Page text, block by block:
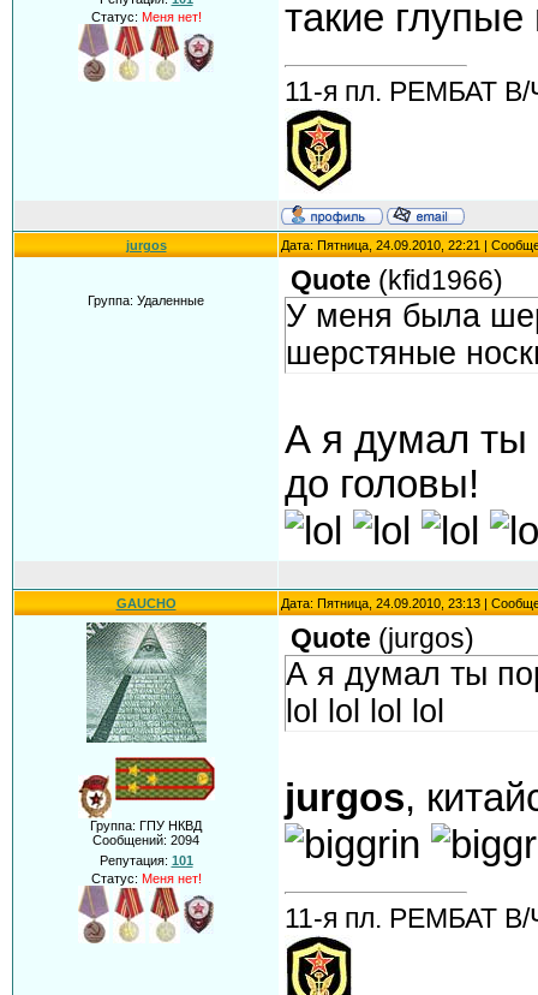
Статус: Меня нет! такие
11-я пл. РЕМБАТ
jurgos Дата: Пятница, 24.09.2010, 22:21 |
Группа: Удаленные
Quote (kfid1966)
У меня была
шерстяные
А я думал ты
до головы!
GAUCHO Дата: Пятница, 24.09.2010, 23:13 |
Группа: ГПУ НКВД
Сообщений: 2094
Репутация: 101
Статус: Меня нет!
Quote (jurgos)
А я думал ты
lol lol lol lol
jurgos,
11-я пл. РЕМБАТ